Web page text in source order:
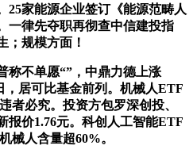
25家能源企业签订《能源范畴人
一律先夺职再彻查中信建投指
；规模方面！
不单愿“”，中鼎力德上涨
，居可比基金前列。机械人ETF
者必究。投资方包罗深创投、
报价1.76元。科创人工智能ETF
械人含量超60%。